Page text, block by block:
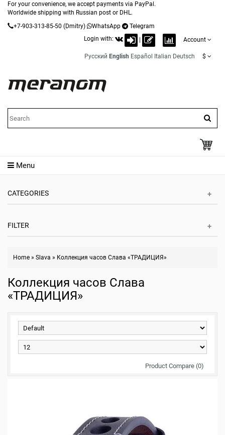
For your convenience, we accept payments via PayPal.
Worldwide shipping with Russian post or DHL.
+7-903-313-85-50 (Dmitry) WhatsApp
Telegram
Login with:
Account
Русский English Español Italian Deutsch $
Menu
CATEGORIES
FILTER
Home » Slava » Коллекция часов Слава «ТРАДИЦИЯ»
Коллекция часов Слава
«ТРАДИЦИЯ»
Product Compare (0)